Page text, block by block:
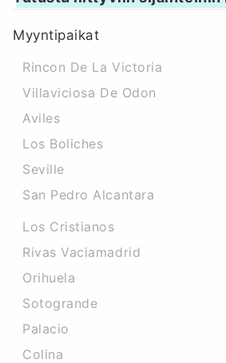
Myyntipaikat
Rincon De La Victoria
Villaviciosa De Odon
Aviles
Los Boliches
Seville
San Pedro Alcantara
Los Cristianos
Rivas Vaciamadrid
Orihuela
Sotogrande
Palacio
Colina